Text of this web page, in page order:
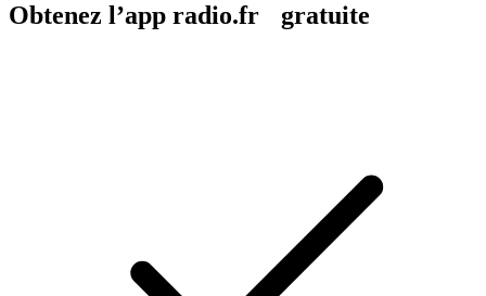
Obtenez l’app radio.fr gratuite